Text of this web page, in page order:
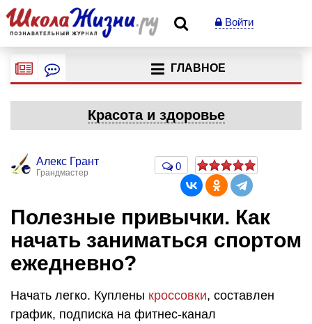
Войти
ГЛАВНОЕ
Красота и здоровье
Алекс Грант
Грандмастер
0
Полезные привычки. Как
начать заниматься спортом
ежедневно?
Начать легко. Куплены кроссовки, составлен
график, подписка на фитнес-канал